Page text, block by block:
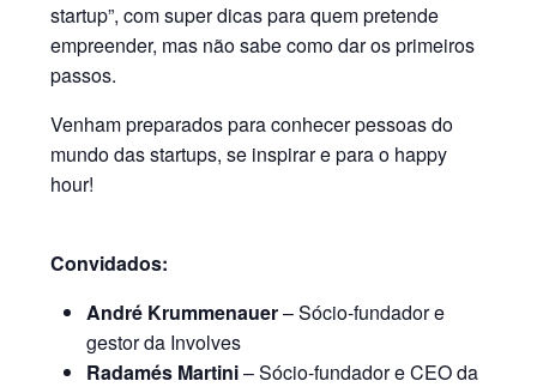
startup”, com super dicas para quem pretende
empreender, mas não sabe como dar os primeiros
passos.
Venham preparados para conhecer pessoas do
mundo das startups, se inspirar e para o happy
hour!
Convidados:
André Krummenauer– Sócio-fundador e
gestor da Involves
Radamés Martini– Sócio-fundador e CEO da